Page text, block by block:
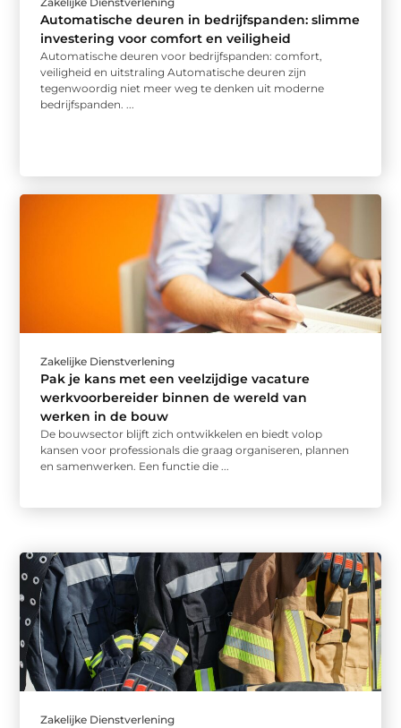
Automatische deuren in bedrijfspanden: slimme
investering voor comfort en veiligheid
Automatische deuren voor bedrijfspanden: comfort,
veiligheid en uitstraling Automatische deuren zijn
tegenwoordig niet meer weg te denken uit moderne
bedrijfspanden. ...
Zakelijke Dienstverlening
Pak je kans met een veelzijdige vacature
werkvoorbereider binnen de wereld van
werken in de bouw
De bouwsector blijft zich ontwikkelen en biedt volop
kansen voor professionals die graag organiseren, plannen
en samenwerken. Een functie die ...
Zakelijke Dienstverlening